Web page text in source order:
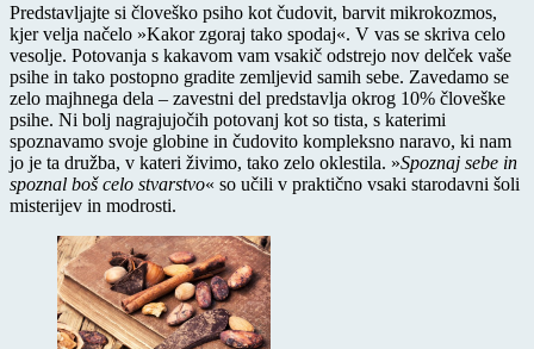
Predstavljajte si človeško psiho kot čudovit, barvit mikrokozmos,
kjer velja načelo »Kakor zgoraj tako spodaj«. V vas se skriva celo
vesolje. Potovanja s kakavom vam vsakič odstrejo nov delček vaše
psihe in tako postopno gradite zemljevid samih sebe. Zavedamo se
zelo majhnega dela – zavestni del predstavlja okrog 10% človeške
psihe. Ni bolj nagrajujočih potovanj kot so tista, s katerimi
spoznavamo svoje globine in čudovito kompleksno naravo, ki nam
jo je ta družba, v kateri živimo, tako zelo oklestila. »Spoznaj sebe in
spoznal boš celo stvarstvo« so učili v praktično vsaki starodavni šoli
misterijev in modrosti.